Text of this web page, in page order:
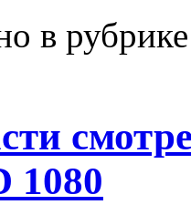
в
1080